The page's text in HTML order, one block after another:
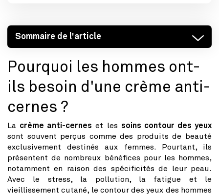
Sommaire de l'article
Pourquoi les hommes ont-
ils besoin d'une crème anti-
cernes ?
La crème anti-cernes et les soins contour des yeux
sont souvent perçus comme des produits de beauté
exclusivement destinés aux femmes. Pourtant, ils
présentent de nombreux bénéfices pour les hommes,
notamment en raison des spécificités de leur peau.
Avec le stress, la pollution, la fatigue et le
vieillissement cutané, le contour des yeux des hommes